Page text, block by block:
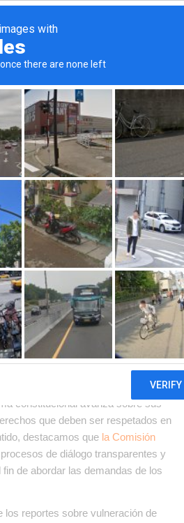
Sobre Fundeps Áreas
movilizada
la violencia
derecho a una retribución justa, a la
cuidado de la tierra, la protesta se
la ciudadanía en general.
derechos ampliamente
y la propiedad a las tierras
para la todas las personas, tal como
constitucional avanza sobre sus
que deben ser respetados en
destacamos que la Comisión
de diálogo transparentes y
de abordar las demandas de los
los reportes sobre vulneración de